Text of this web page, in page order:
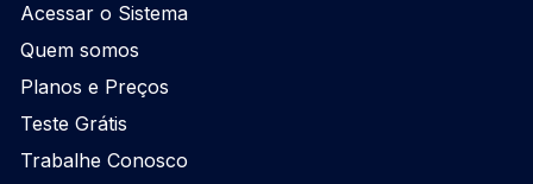
Acessar o Sistema
Quem somos
Planos e Preços
Teste Grátis
Trabalhe Conosco